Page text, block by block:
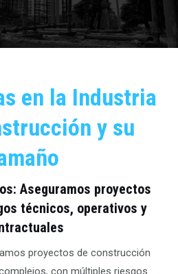
en la Industria
y su
Aseguramos proyectos
técnicos, operativos y
proyectos de construcción
con múltiples riesgos